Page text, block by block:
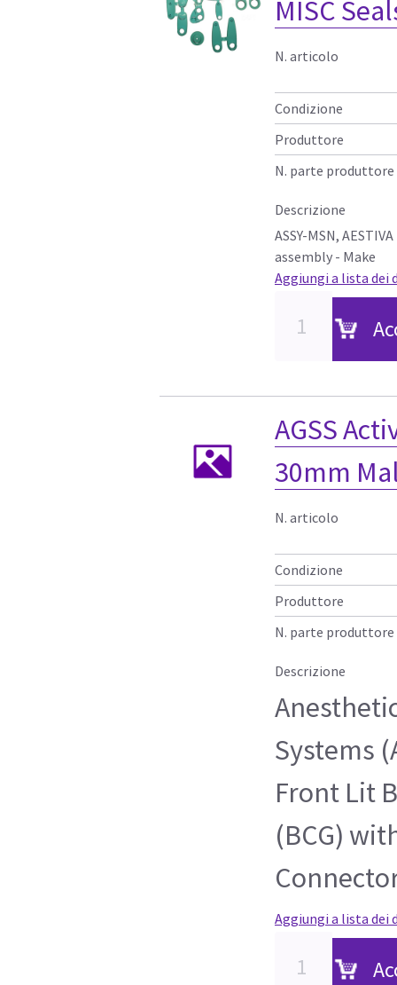
MISC
N. articolo
Condizione
Produttore
N. parte produttore
Descrizione
ASSY-MSN,
assembly - Make
Aggiungi a lista dei
AGSS
30mm
N. articolo
Condizione
Produttore
N. parte produttore
Descrizione
Systems
Front Lit
(BCG)
Aggiungi a lista dei